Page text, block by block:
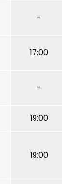
-
17:00
-
19:00
19:00